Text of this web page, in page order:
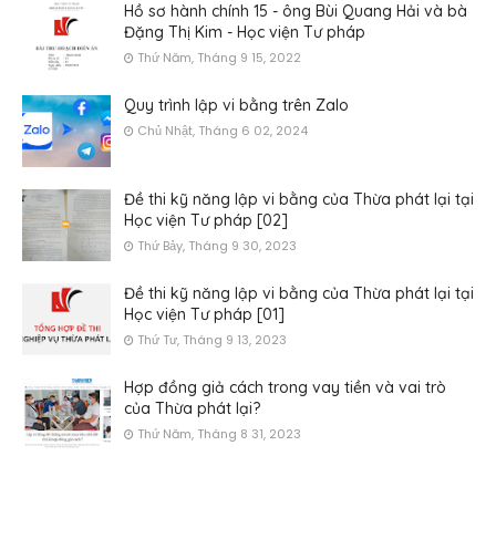
Hồ sơ hành chính 15 - ông Bùi Quang Hải và bà
Đặng Thị Kim - Học viện Tư pháp
Thứ Năm, Tháng 9 15, 2022
Quy trình lập vi bằng trên Zalo
Chủ Nhật, Tháng 6 02, 2024
Đề thi kỹ năng lập vi bằng của Thừa phát lại tại
Học viện Tư pháp [02]
Thứ Bảy, Tháng 9 30, 2023
Đề thi kỹ năng lập vi bằng của Thừa phát lại tại
Học viện Tư pháp [01]
Thứ Tư, Tháng 9 13, 2023
Hợp đồng giả cách trong vay tiền và vai trò
của Thừa phát lại?
Thứ Năm, Tháng 8 31, 2023